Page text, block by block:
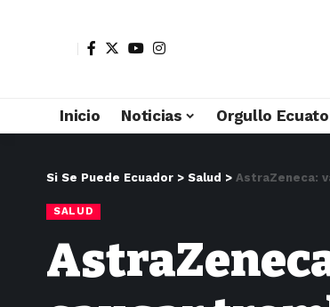
Inicio Noticias Orgullo
Si Se Puede Ecuador > Salud > AstraZeneca:
SALUD